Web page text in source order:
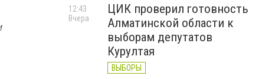
ЦИК проверил готовность
Алматинской области к
выборам депутатов
Курултая
ВЫБОРЫ
12:43
Вчера